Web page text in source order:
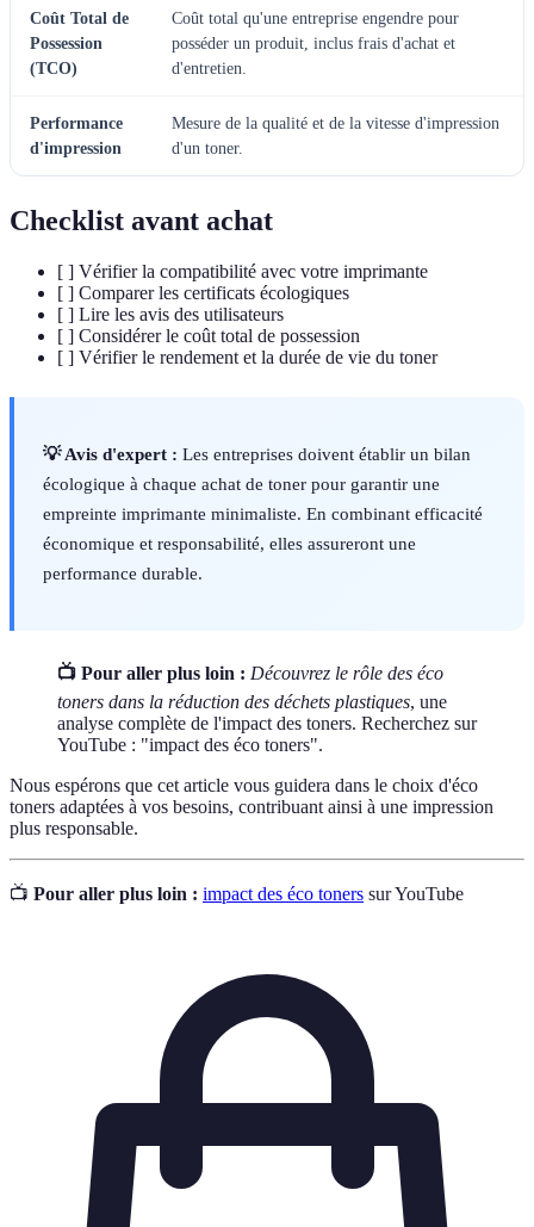
Coût Total de
Possession
(TCO)
Coût total qu'une entreprise engendre pour
posséder un produit, inclus frais d'achat et
d'entretien.
Performance
d'impression
Mesure de la qualité et de la vitesse d'impression
d'un toner.
Checklist avant achat
[ ] Vérifier la compatibilité avec votre imprimante
[ ] Comparer les certificats écologiques
[ ] Lire les avis des utilisateurs
[ ] Considérer le coût total de possession
[ ] Vérifier le rendement et la durée de vie du toner
💡 Avis d'expert : Les entreprises doivent établir un bilan
écologique à chaque achat de toner pour garantir une
empreinte imprimante minimaliste. En combinant efficacité
économique et responsabilité, elles assureront une
performance durable.
📺 Pour aller plus loin : Découvrez le rôle des éco
toners dans la réduction des déchets plastiques, une
analyse complète de l'impact des toners. Recherchez sur
YouTube : "impact des éco toners".
Nous espérons que cet article vous guidera dans le choix d'éco
toners adaptées à vos besoins, contribuant ainsi à une impression
plus responsable.
📺 Pour aller plus loin : impact des éco toners sur YouTube